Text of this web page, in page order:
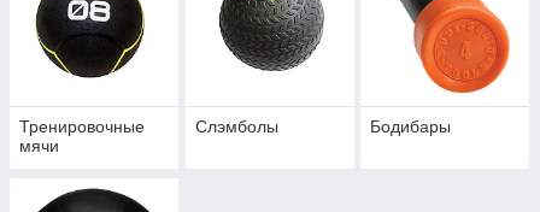
Тренировочные
мячи
Слэмболы Бодибары